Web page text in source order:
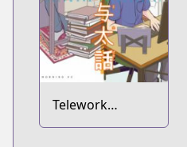
Telework
Yotabanashi